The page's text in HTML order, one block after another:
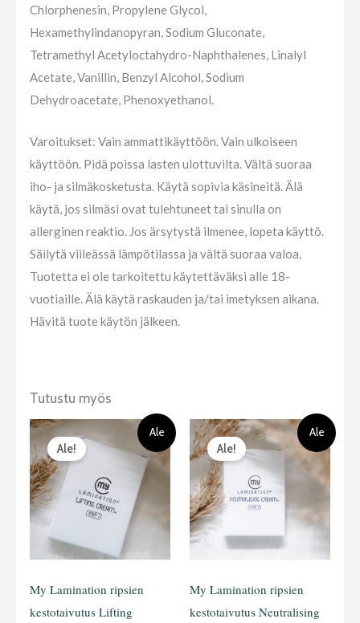
Chlorphenesin, Propylene Glycol,
Hexamethylindanopyran, Sodium Gluconate,
Tetramethyl Acetyloctahydro-Naphthalenes, Linalyl
Acetate, Vanillin, Benzyl Alcohol, Sodium
Dehydroacetate, Phenoxyethanol.
Varoitukset: Vain ammattikäyttöön. Vain ulkoiseen
käyttöön. Pidä poissa lasten ulottuvilta. Vältä suoraa
iho- ja silmäkosketusta. Käytä sopivia käsineitä. Älä
käytä, jos silmäsi ovat tulehtuneet tai sinulla on
allerginen reaktio. Jos ärsytystä ilmenee, lopeta käyttö.
Säilytä viileässä lämpötilassa ja vältä suoraa valoa.
Tuotetta ei ole tarkoitettu käytettäväksi alle 18-
vuotiaille. Älä käytä raskauden ja/tai imetyksen aikana.
Hävitä tuote käytön jälkeen.
Tutustu myös
Ale
Ale!
My Lamination ripsien
kestotaivutus Lifting
Alkuperäinen
hinta
oli:
4,50 €.
Nykyinen
on:
Ale
Ale!
My Lamination ripsien
kestotaivutus Neutralising
Alkuperäinen
hinta
oli:
4,50 €.
Nykyinen
hinta
on:
0,01 €.